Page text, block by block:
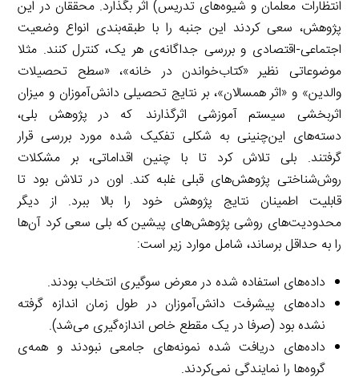
انتظارات معلمان و شیوه‌های تدریس) اثر بگذارد. محققان در این
پژوهش، سعی کردند این جنبه را با طبقه‌بندی انواع وضعیت
اجتماعی-اقتصادی و بررسی جداگانه‌ی هر یک، کنترل کنند. مثلا
موضوعاتی نظیر «کتاب‌خواندن در خانه»، «سطح تحصیلات
والدین» و «اثر همسالان»، بر نتایج تحصیلی دانش‌آموزان و میزان
اثربخشی سیستم آموزشی اثرگذارند.
که در پژوهش بلی،
دسته‌های این‌چنینی به شکلی تفکیک شده مورد بررسی قرار
گرفتند. بلی تلاش کرد تا با چنین اقداماتی، بر مشکلات
روش‌شناختی پژوهش‌های قبلی غلبه کند. اون در تلاش بود تا
قابلیت اطمینان نتایج پژوهش خود را بالا ببرد. از دیگر
محدودیت‌های روشی پژوهش‌های پیشین که بلی سعی کرد آن‌ها
را به حداقل برساند، شامل موارد زیر است:
داده‌های استفاده شده در معرض سوگیری انتخاب بودند.
داده‌های پیشرفت دانش‌آموزان در طول زمان اندازه گرفته
نشده بود (صرفا در یک مقطع خاص اندازه‌گیری می‌شد).
داده‌های دریافت شده نمونه‌های جامعی نبودند و همه‌ی
گروه‌ها را نمایندگی نمی‌کردند.